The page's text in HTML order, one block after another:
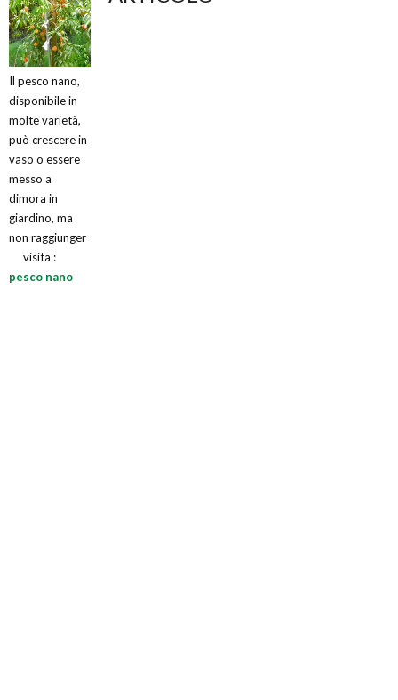
Il pesco nano,
disponibile in
molte varietà,
può crescere in
vaso o essere
messo a
dimora in
giardino, ma
non raggiunger
visita :
pesco nano